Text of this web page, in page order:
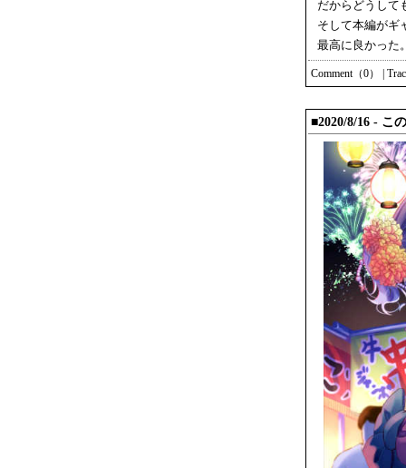
だからどうして
そして本編がギ
最高に良かった
Comment（0）
■2020/8/16 - こ